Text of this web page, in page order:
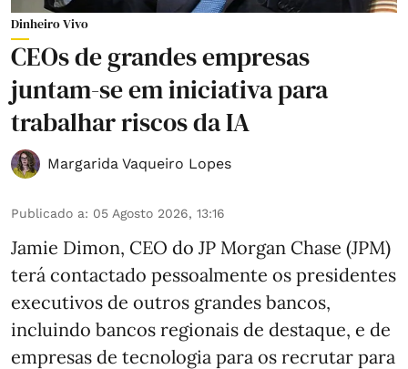
Dinheiro Vivo
CEOs de grandes empresas
juntam-se em iniciativa para
trabalhar riscos da IA
Margarida Vaqueiro Lopes
Publicado a: 05 Agosto 2026, 13:16
Jamie Dimon, CEO do JP Morgan Chase (JPM)
terá contactado pessoalmente os presidentes
executivos de outros grandes bancos,
incluindo bancos regionais de destaque, e de
empresas de tecnologia para os recrutar para